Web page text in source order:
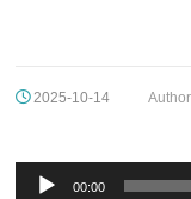
2025-10-14
00:00